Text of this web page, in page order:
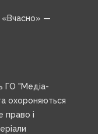
«Вчасно» —
ГО "Медіа-
охороняються
право і